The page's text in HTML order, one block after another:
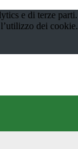
e di terze parti.
dei cookie.